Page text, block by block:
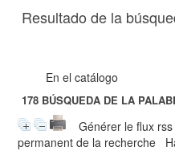
Resultado de la
En el catálogo
178 BÚSQUEDA DE LA
Générer le flux
permanent de la recherche